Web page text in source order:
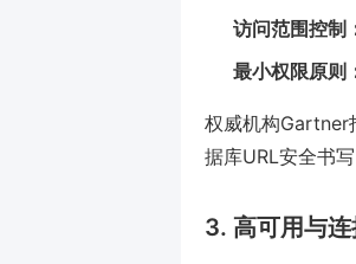
访问范围控制
最小权限原则
权威机构Gartner
据库URL安全书
3. 高可用与